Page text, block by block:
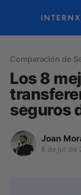
Comparación de
Los 8
seguros
Joan
8 de jul. de